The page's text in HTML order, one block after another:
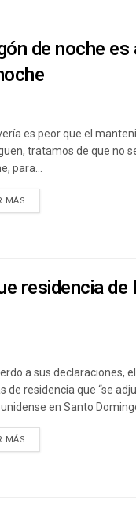
de noche
es peor que el
tratamos de que no
para...
MÁS
residencia de
a sus declaraciones,
de residencia que “se
en Santo
MÁS